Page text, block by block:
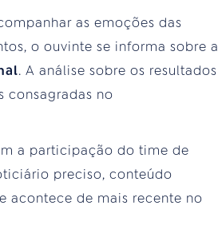
as emoções das
o ouvinte se informa sobre a
. A análise sobre os resultados
consagradas no
a participação do time de
preciso, conteúdo
acontece de mais recente no